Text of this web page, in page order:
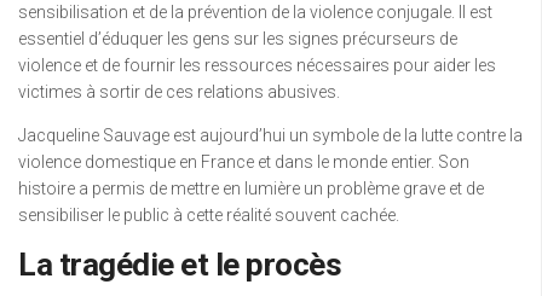
sensibilisation et de la prévention de la violence conjugale. Il est
essentiel d’éduquer les gens sur les signes précurseurs de
violence et de fournir les ressources nécessaires pour aider les
victimes à sortir de ces relations abusives.
Jacqueline Sauvage est aujourd’hui un symbole de la lutte contre la
violence domestique en France et dans le monde entier. Son
histoire a permis de mettre en lumière un problème grave et de
sensibiliser le public à cette réalité souvent cachée.
La tragédie et le procès